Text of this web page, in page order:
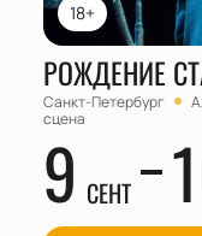
18+
РОЖДЕНИЕ
Санкт-Петербург
сцена
9 СЕНТ